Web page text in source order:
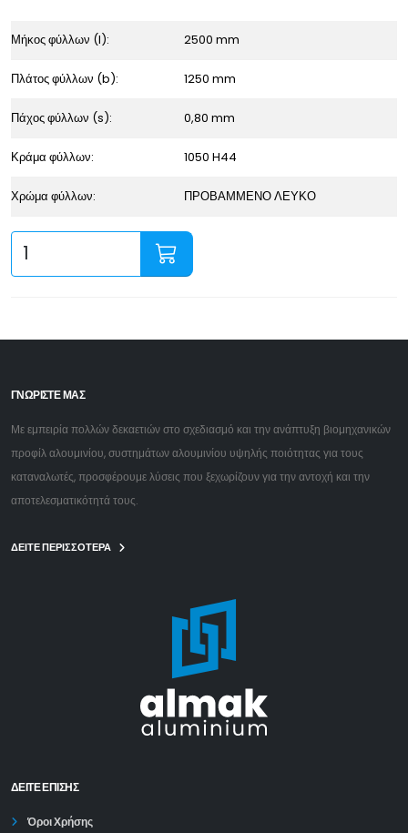
Μήκος φύλλων (l): 2500 mm
Πλάτος φύλλων (b): 1250 mm
Πάχος φύλλων (s): 0,80 mm
Κράμα φύλλων: 1050 H44
Χρώμα φύλλων: ΠΡΟΒΑΜΜΕΝΟ ΛΕΥΚΟ
ΓΝΩΡΙΣΤΕ ΜΑΣ
Με εμπειρία πολλών δεκαετιών στο σχεδιασμό και την ανάπτυξη βιομηχανικών
προφίλ αλουμινίου, συστημάτων αλουμινίου υψηλής ποιότητας για τους
καταναλωτές, προσφέρουμε λύσεις που ξεχωρίζουν για την αντοχή και την
αποτελεσματικότητά τους.
ΔΕΙΤΕ ΠΕΡΙΣΣΟΤΕΡΑ
ΔΕΊΤΕ ΕΠΙΣΗΣ
Όροι Χρήσης